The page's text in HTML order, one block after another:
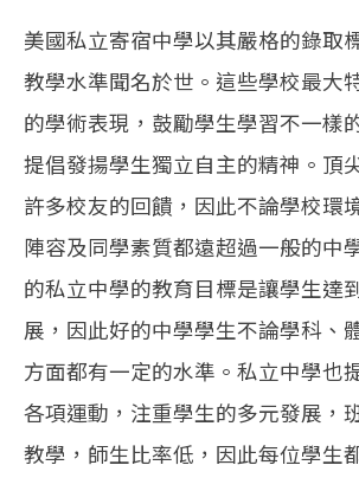
美國私立寄宿中學以其嚴格的錄取
教學水準聞名於世。這些學校最大
的學術表現，鼓勵學生學習不一樣
提倡發揚學生獨立自主的精神。頂
許多校友的回饋，因此不論學校環
陣容及同學素質都遠超過一般的中
的私立中學的教育目標是讓學生達
展，因此好的中學學生不論學科、
方面都有一定的水準。私立中學也
各項運動，注重學生的多元發展，
教學，師生比率低，因此每位學生